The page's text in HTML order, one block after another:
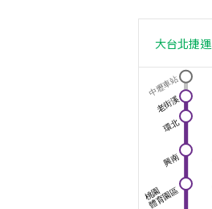
大台北捷運